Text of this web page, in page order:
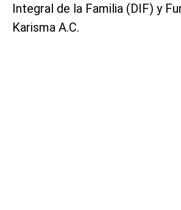
Integral de la Familia (DIF) y
Karisma A.C.